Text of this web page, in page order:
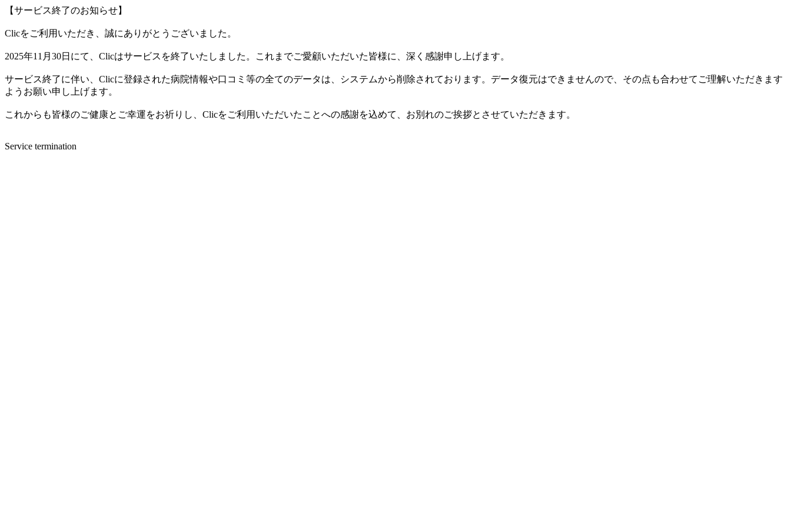
【サービス終了のお知らせ】
Clicをご利用いただき、誠にありがとうございました。
2025年11月30日にて、Clicはサービスを終了いたしました。これまでご愛顧いただいた皆様に、深く感謝申し上げます。
サービス終了に伴い、Clicに登録された病院情報や口コミ等の全てのデータは、システムから削除されております。データ復元はできませんので、その点も合わせてご理解いただきます
ようお願い申し上げます。
これからも皆様のご健康とご幸運をお祈りし、Clicをご利用いただいたことへの感謝を込めて、お別れのご挨拶とさせていただきます。
Service termination